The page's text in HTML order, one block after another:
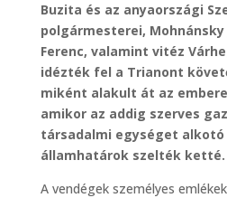
Buzita és az anyaországi
polgármesterei, Mohnánsky
Ferenc, valamint vitéz
idézték fel a Trianont
miként alakult át az
amikor az addig szerves
társadalmi egységet
államhatárok szelték ketté.
A vendégek személyes